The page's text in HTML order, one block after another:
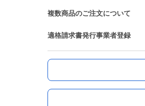
複数商品のご注文について
適格請求書発行事業者登録